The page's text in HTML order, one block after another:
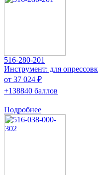
516-280-201
Инструмент: для
от 37 024 ₽
+138840 баллов
Подробнее